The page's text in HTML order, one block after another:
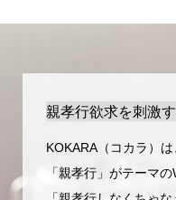
親孝行欲求を刺激
KOKARA（コカラ）は
「親孝行」がテーマ